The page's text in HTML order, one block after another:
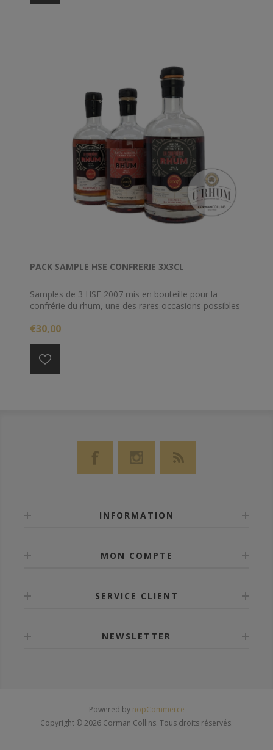
PACK SAMPLE HSE CONFRERIE 3X3CL
Samples de 3 HSE 2007 mis en bouteille pour la
confrérie du rhum, une des rares occasions possibles
€30,00
INFORMATION
MON COMPTE
SERVICE CLIENT
NEWSLETTER
Powered by nopCommerce
Copyright © 2026 Corman Collins. Tous droits réservés.